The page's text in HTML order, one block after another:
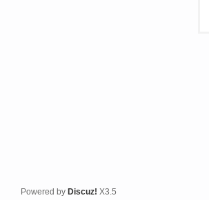
Powered by Discuz! X3.5